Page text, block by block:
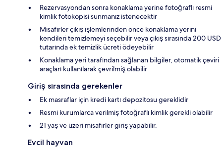
Rezervasyondan sonra konaklama yerine fotoğraflı resmi
kimlik fotokopisi sunmanız istenecektir
Misafirler çıkış işlemlerinden önce konaklama yerini
kendileri temizlemeyi seçebilir veya çıkış sırasında 200 USD
tutarında ek temizlik ücreti ödeyebilir
Konaklama yeri tarafından sağlanan bilgiler, otomatik çeviri
araçları kullanılarak çevrilmiş olabilir
Giriş sırasında gerekenler
Ek masraflar için kredi kartı depozitosu gereklidir
Resmi kurumlarca verilmiş fotoğraflı kimlik gerekli olabilir
21 yaş ve üzeri misafirler giriş yapabilir.
Evcil hayvan